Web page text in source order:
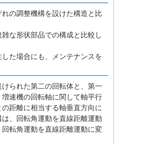
の調整機構を設けた構造と比
な形状部品での構成と比較し
た場合にも、メンテナンスを
られた第二の回転体と、第一
速機の回転軸に関して軸平行
距離に相当する軸垂直方向に
、回転角運動を直線距離運動
転角運動を直線距離運動に変